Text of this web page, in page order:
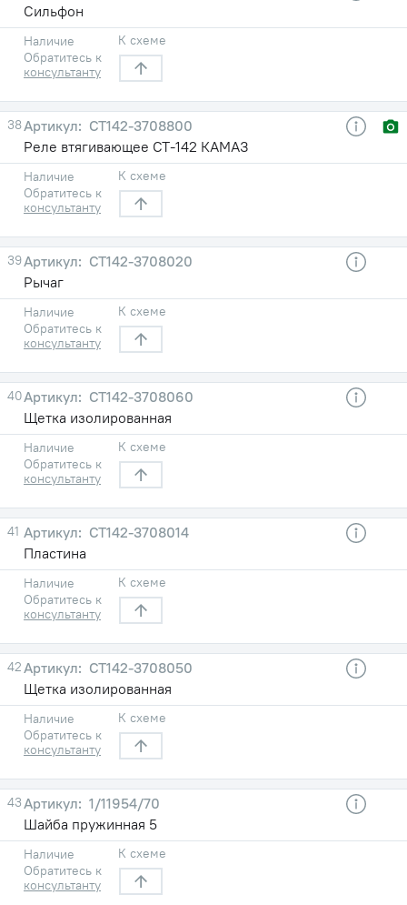
Сильфон
Наличие
Обратитесь к
консультанту
К схеме
38
СТ142-3708800
Реле втягивающее СТ-142 КАМАЗ
Наличие
Обратитесь к
консультанту
К схеме
39
СТ142-3708020
Рычаг
Наличие
Обратитесь к
консультанту
К схеме
40
СТ142-3708060
Щетка изолированная
Наличие
Обратитесь к
консультанту
К схеме
41
СТ142-3708014
Пластина
Наличие
Обратитесь к
консультанту
К схеме
42
СТ142-3708050
Щетка изолированная
Наличие
Обратитесь к
консультанту
К схеме
43
1/11954/70
Шайба пружинная 5
Наличие
Обратитесь к
консультанту
К схеме